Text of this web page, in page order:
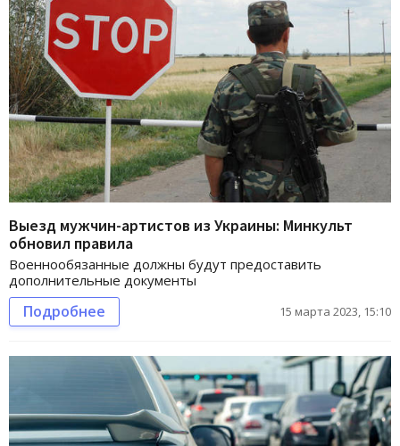
Выезд мужчин-артистов из Украины: Минкульт
обновил правила
Военнообязанные должны будут предоставить
дополнительные документы
Подробнее 15 марта 2023, 15:10